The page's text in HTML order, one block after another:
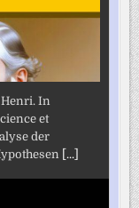
In
et
der
[...]